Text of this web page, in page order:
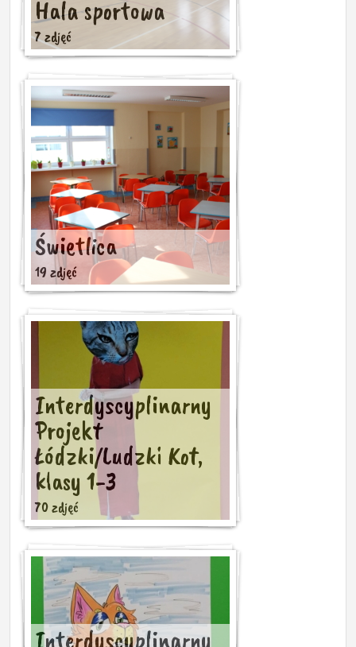
Hala sportowa
7 zdjęć
Świetlica
19 zdjęć
Interdyscyplinarny
Projekt
Łódzki/Ludzki Kot,
klasy 1-3
70 zdjęć
Interdyscyplinarny